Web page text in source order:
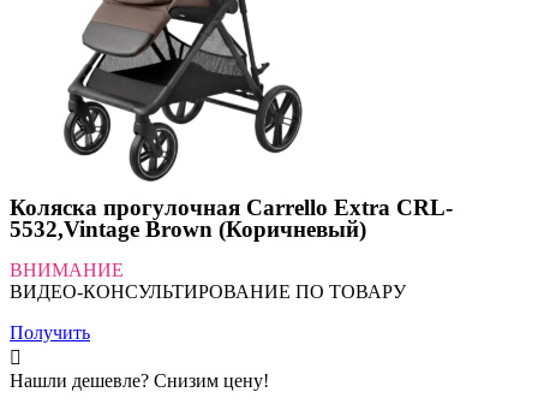
Коляска прогулочная Carrello Extra CRL-
5532,Vintage Brown (Коричневый)
ВНИМАНИЕ
ВИДЕО-КОНСУЛЬТИРОВАНИЕ ПО ТОВАРУ
Получить
Нашли дешевле? Снизим цену!